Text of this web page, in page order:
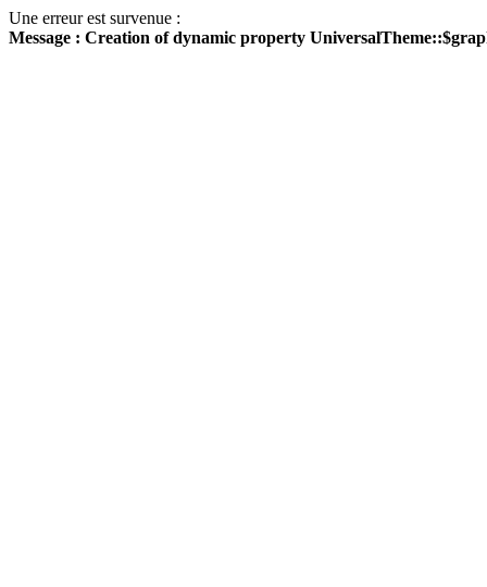
Une erreur est survenue :
Message : Creation of dynamic property